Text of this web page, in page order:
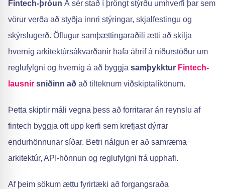
Fintech-þróun Á sér stað í þröngt stýrðu umhverfi þar sem
vörur verða að styðja innri stýringar, skjalfestingu og
skýrslugerð. Öflugur samþættingaraðili ætti að skilja
hvernig arkitektúrsákvarðanir hafa áhrif á niðurstöður um
reglufylgni og hvernig á að byggja samþykktur Fintech-
lausnir sniðinn að að tilteknum viðskiptalíkönum.
Þetta skiptir máli vegna þess að forritarar án reynslu af
fintech byggja oft upp kerfi sem krefjast dýrrar
endurhönnunar síðar. Betri nálgun er að samræma
arkitektúr, API-hönnun og reglufylgni frá upphafi.
Af þeim sökum ættu fyrirtæki að forgangsraða